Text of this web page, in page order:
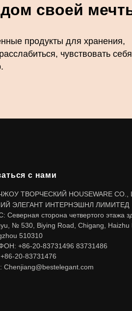
своей
продукты для хранения,
чувствовать себя
с нами
ТВОРЧЕСКИЙ HOUSEWARE CO.,
ЭЛЕГАНТ ИНТЕРНЭШНЛ ЛИМИТЕД
Северная сторона четвертого этажа
№ 530, Biying Road, Chigang, Haizhu
510310
+86-20-83731496 83731486
20-83731476
Chenjiang@bestelegant.com